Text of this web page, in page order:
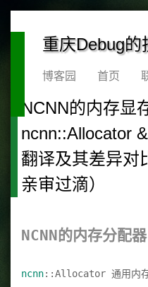
重庆Debug的
博客园 首页
NCNN的内存显
ncnn::Allocator
翻译及其差异对
亲审过滴）
NCNN的内存分配器
ncnn::Allocator 通用内